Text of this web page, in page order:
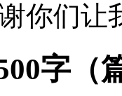
你们让
字（